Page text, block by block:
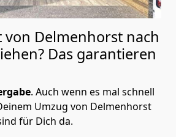
von Delmenhorst nach
Das garantieren
. Auch wenn es mal schnell
Umzug von Delmenhorst
für Dich da.